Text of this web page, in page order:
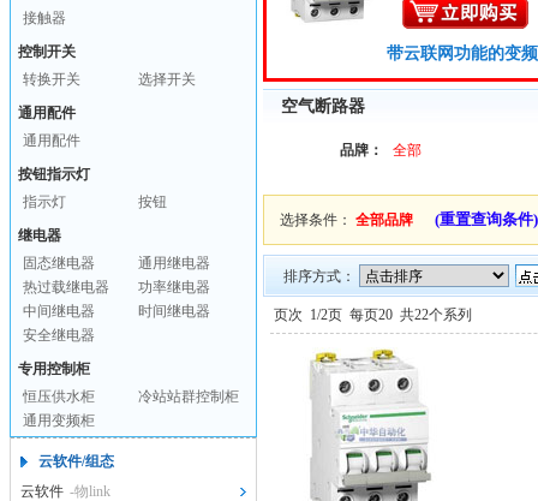
带云联网功能的变
空气断路器
品牌： 全部
选择条件： 全部品牌 (重置查询条件)
排序方式：
页次 1/2页 每页20 共22个系列
接触器
控制开关
转换开关
选择开关
通用配件
通用配件
按钮指示灯
指示灯
按钮
继电器
固态继电器
通用继电器
热过载继电器
功率继电器
中间继电器
时间继电器
安全继电器
专用控制柜
恒压供水柜
冷站站群控制柜
通用变频柜
云软件/组态
云软件 -物link